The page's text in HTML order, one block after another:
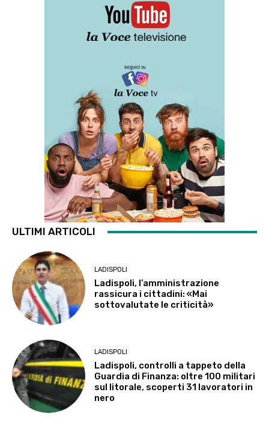
ULTIMI ARTICOLI
LADISPOLI
Ladispoli, l’amministrazione
rassicura i cittadini: «Mai
sottovalutate le criticità»
LADISPOLI
Ladispoli, controlli a tappeto della
Guardia di Finanza: oltre 100 militari
sul litorale, scoperti 31 lavoratori in
nero